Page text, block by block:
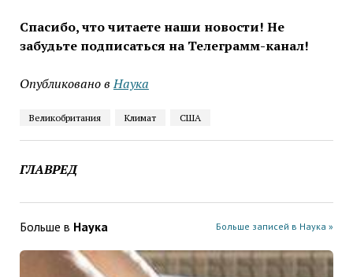
Спасибо, что читаете наши новости! Не
забудьте подписаться на Телеграмм-канал!
Опубликовано в Наука
Великобритания Климат США
ГЛАВРЕД
Больше в Наука Больше записей в Наука »